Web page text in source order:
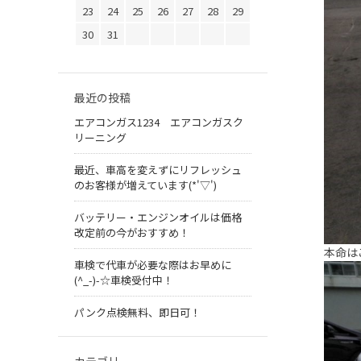
本命
23 24 25 26 27 28
29
30
31
最近の投稿
エアコンガス1234 エアコンガスク
リーニング
最近、車高を変えずにリフレッシュ
のお客様が増えています(*'▽')
バッテリー・エンジンオイルは価格
改定前の今がおすすめ！
車検で代車が必要な際はお早めに
(^_-)-☆車検受付中！
パンク点検無料、即日可！